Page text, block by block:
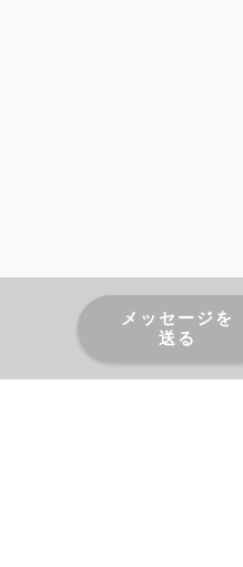
メッセージを
送る